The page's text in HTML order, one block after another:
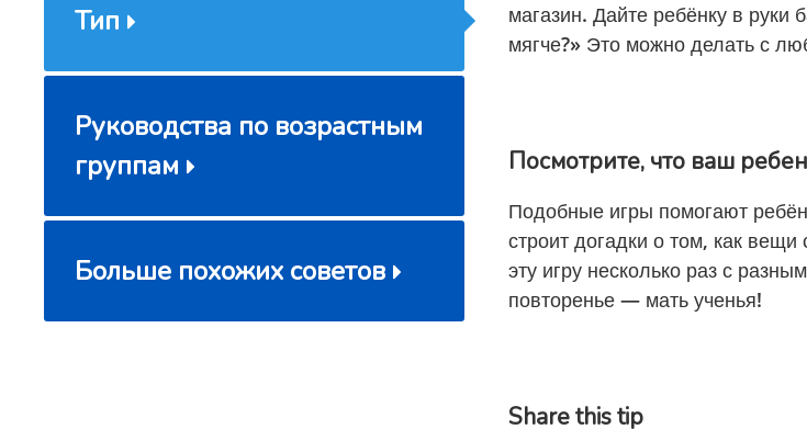
Тип
Руководства по возрастным
группам
Больше похожих советов
магазин. Дайте ребёнку в руки
мягче?» Это можно делать с
Посмотрите, что ваш
Подобные игры помогают
строит догадки о том, как
эту игру несколько раз с
повторенье — мать ученья!
Share this tip